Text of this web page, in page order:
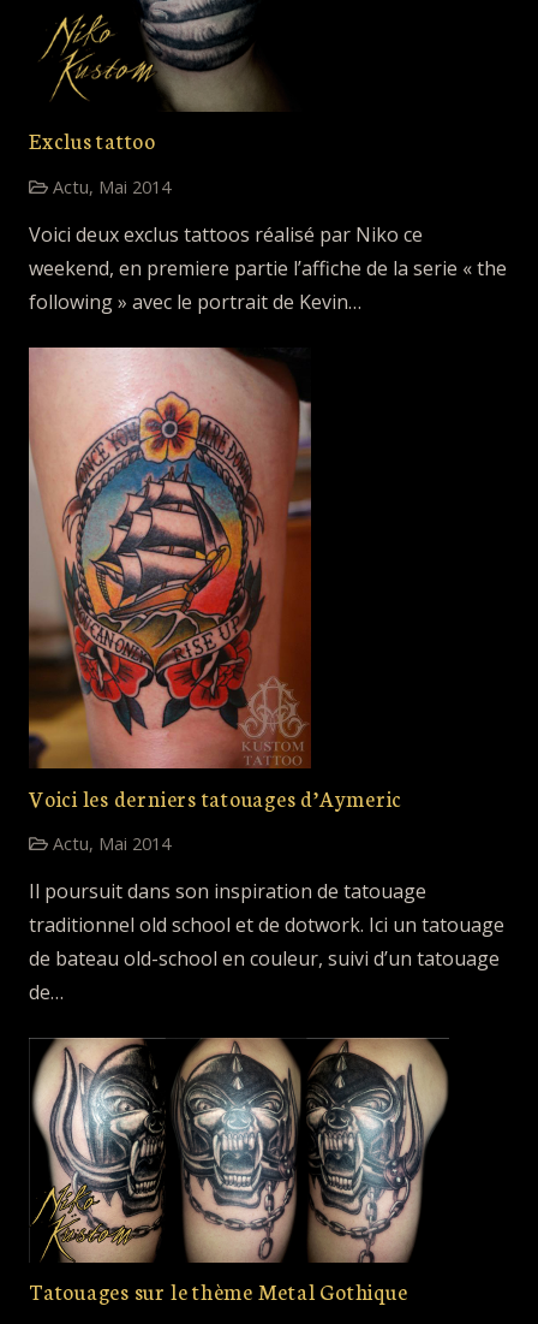
Exclus tattoo
Actu, Mai 2014
Voici deux exclus tattoos réalisé par Niko ce
weekend, en premiere partie l’affiche de la serie « the
following » avec le portrait de Kevin…
Voici les derniers tatouages d’Aymeric
Actu, Mai 2014
Il poursuit dans son inspiration de tatouage
traditionnel old school et de dotwork. Ici un tatouage
de bateau old-school en couleur, suivi d’un tatouage
de…
Tatouages sur le thème Metal Gothique